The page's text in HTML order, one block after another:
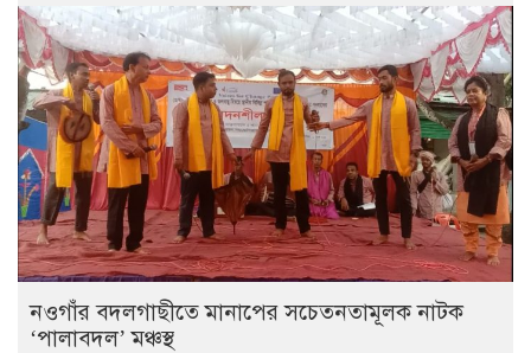
নওগাঁর বদলগাছীতে মানাপের সচেতনতামূলক নাটক
‘পালাবদল’ মঞ্চস্থ